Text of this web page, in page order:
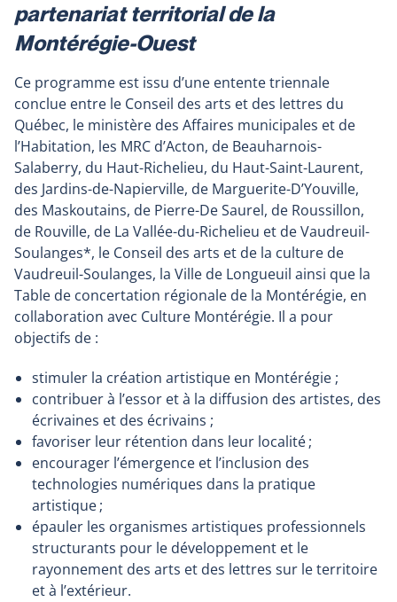
partenariat territorial de la
Montérégie-Ouest
Ce programme est issu d’une entente triennale
conclue entre le Conseil des arts et des lettres du
Québec, le ministère des Affaires municipales et de
l’Habitation, les MRC d’Acton, de Beauharnois-
Salaberry, du Haut-Richelieu, du Haut-Saint-Laurent,
des Jardins-de-Napierville, de Marguerite-D’Youville,
des Maskoutains, de Pierre-De Saurel, de Roussillon,
de Rouville, de La Vallée-du-Richelieu et de Vaudreuil-
Soulanges*, le Conseil des arts et de la culture de
Vaudreuil-Soulanges, la Ville de Longueuil ainsi que la
Table de concertation régionale de la Montérégie, en
collaboration avec Culture Montérégie. Il a pour
objectifs de :
stimuler la création artistique en Montérégie ;
contribuer à l’essor et à la diffusion des artistes, des
écrivaines et des écrivains ;
favoriser leur rétention dans leur localité ;
encourager l’émergence et l’inclusion des
technologies numériques dans la pratique
artistique ;
épauler les organismes artistiques professionnels
structurants pour le développement et le
rayonnement des arts et des lettres sur le territoire
et à l’extérieur.